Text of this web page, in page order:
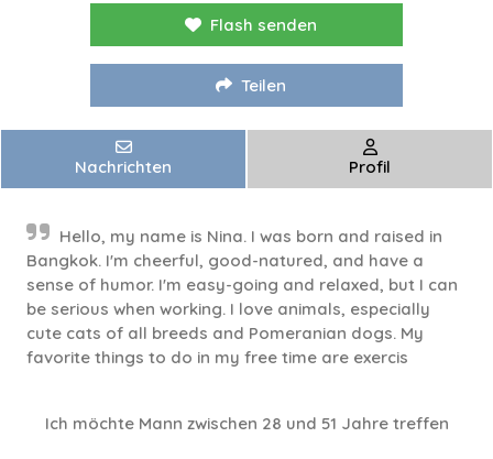
Flash senden
Teilen
Nachrichten Profil
Hello, my name is Nina. I was born and raised in
Bangkok. I'm cheerful, good-natured, and have a
sense of humor. I'm easy-going and relaxed, but I can
be serious when working. I love animals, especially
cute cats of all breeds and Pomeranian dogs. My
favorite things to do in my free time are exercis
Ich möchte Mann zwischen 28 und 51 Jahre treffen